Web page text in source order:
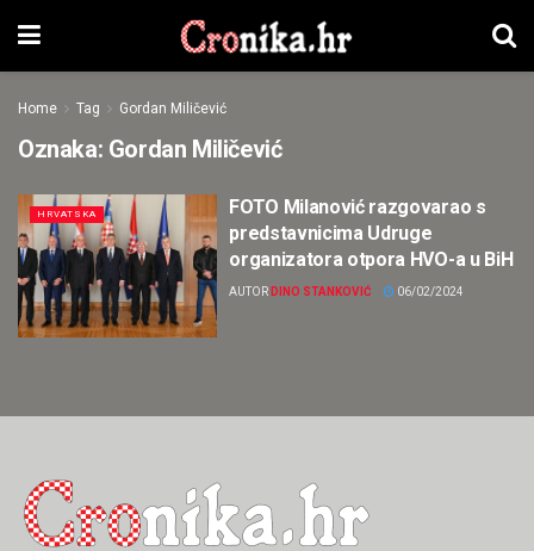
Home Tag Gordan Miličević
Oznaka: Gordan Miličević
HRVATSKA
FOTO Milanović razgovarao s
predstavnicima Udruge
organizatora otpora HVO-a u BiH
AUTOR DINO STANKOVIĆ 06/02/2024